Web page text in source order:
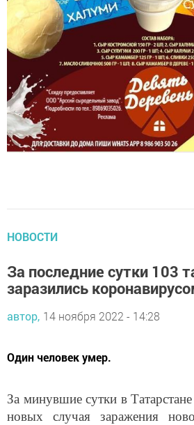
НОВОСТИ
За последние сутки 103
заразились
автор, 14 ноября 2022 - 14:28
Один человек умер.
За минувшие сутки в
новых случая заражения